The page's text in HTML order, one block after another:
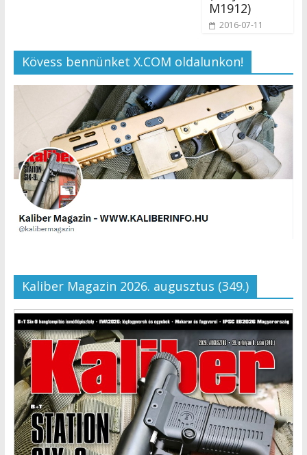
M1912)
2016-07-11
Kövess bennünket X.COM oldalunkon!
Kaliber Magazin 2026. augusztus (349.)